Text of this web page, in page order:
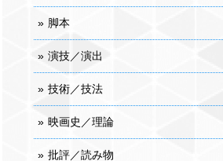
脚本
演技／演出
技術／技法
映画史／理論
批評／読み物